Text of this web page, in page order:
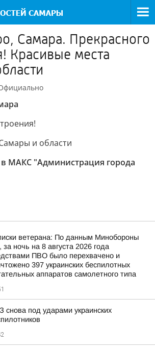
Самара. Прекрасного
Красивые места
и области
в МАКС "Администрация города
ветерана: По данным Минобороны
ночь на 8 августа 2026 года
ПВО было перехвачено и
397 украинских беспилотных
аппаратов самолетного типа
снова под ударами украинских